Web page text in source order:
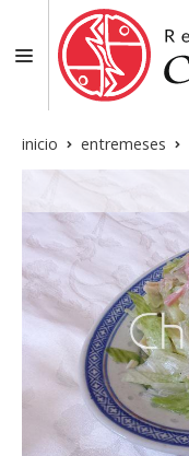
inicio entremeses